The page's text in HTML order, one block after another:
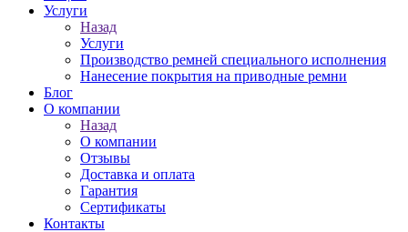
Услуги
Назад
Услуги
Производство ремней специального исполнения
Нанесение покрытия на приводные ремни
Блог
О компании
Назад
О компании
Отзывы
Доставка и оплата
Гарантия
Сертификаты
Контакты